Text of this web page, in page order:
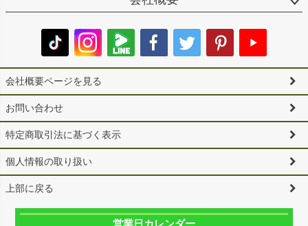
会社概要ページを見る
お問い合わせ
特定商取引法に基づく表示
個人情報の取り扱い
上部に戻る
営業日カレンダー